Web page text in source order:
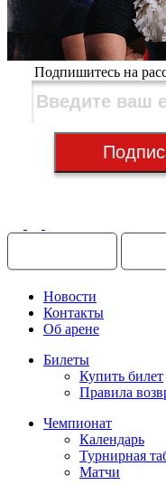
Подпишитесь на
Нажимая «Подписаться» я
Новости
Контакты
Об арене
Билеты
Купить билет
Правила
Чемпионат
Календарь
Турнирная
Матчи